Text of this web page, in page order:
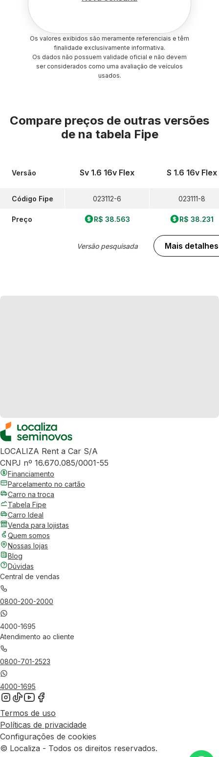
Os valores exibidos são meramente referenciais e têm
finalidade exclusivamente informativa.
Os dados não possuem validade oficial e não devem
ser considerados como uma avaliação de veículos
usados.
Compare preços de outras versões
de na tabela Fipe
Versão
Código Fipe
Preço
Sv 1.6 16v Flex
023112-6
R$ 38.563
Versão pesquisada
S 1.6 16v Flex
023111-8
R$ 38.231
Mais detalhes
LOCALIZA Rent a Car S/A
CNPJ nº 16.670.085/0001-55
Financiamento
Parcelamento no cartão
Carro na troca
Tabela Fipe
Carro Ideal
Venda para lojistas
Quem somos
Nossas lojas
Blog
Dúvidas
Central de vendas
0800-200-2000
4000-1695
Atendimento ao cliente
0800-701-2523
4000-1695
Termos de uso
Políticas de privacidade
Configurações de cookies
© Localiza - Todos os direitos reservados.